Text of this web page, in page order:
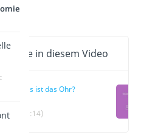
Inhalte in diesem Video
Was ist das Ohr?
(00:14)